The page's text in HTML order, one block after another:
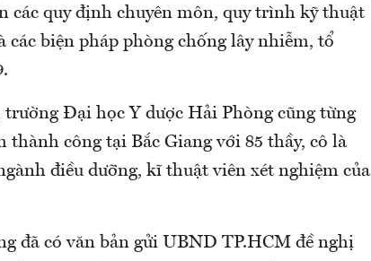
các quy định chuyên môn, quy trình kỹ thuật
các biện pháp phòng chống lây nhiễm, tổ
Đại học Y dược Hải Phòng cũng từng
công tại Bắc Giang với 85 thầy, cô là
điều dưỡng, kĩ thuật viên xét nghiệm của
đã có văn bản gửi UBND TP.HCM đề nghị